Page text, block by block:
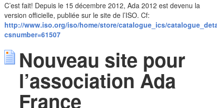
C’est fait! Depuis le 15 décembre 2012, Ada 2012 est devenu la
version officielle, publiée sur le site de l’ISO. Cf:
http://www.iso.org/iso/home/store/catalogue_ics/
csnumber=61507
Nouveau site pour
l’association Ada
France